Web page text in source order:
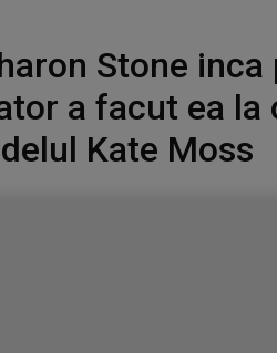
Stone
a facut ea la
Kate Moss